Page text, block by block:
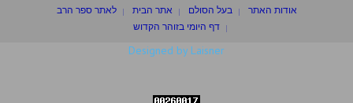
אודות האתר
בעל הסולם אתר הבית
לאתר ספר הרב
דף היומי בזוהר הקדוש
Designed by Laisner